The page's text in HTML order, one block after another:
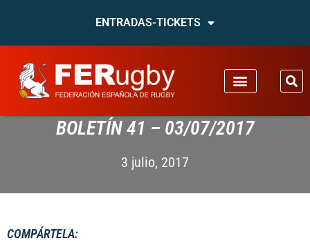
ENTRADAS-TICKETS
BOLETÍN 41 – 03/07/2017
3 julio, 2017
COMPÁRTELA: